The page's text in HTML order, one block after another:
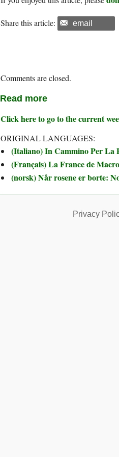
Share this article: email
Comments are closed.
Read more
Click here to go to the current
ORIGINAL LANGUAGES:
(Italiano) In Cammino Per La
(Français) La France de
(norsk) Når rosene er borte:
Privacy